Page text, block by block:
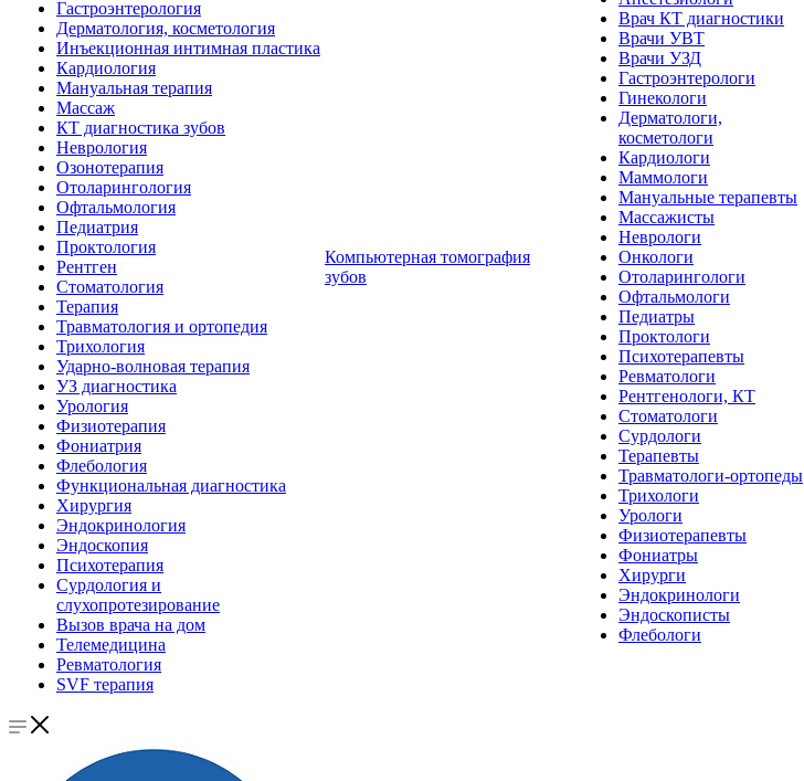
Гастроэнтерология
Дерматология, косметология
Инъекционная интимная пластика
Кардиология
Мануальная терапия
Массаж
КТ диагностика зубов
Неврология
Озонотерапия
Отоларингология
Офтальмология
Педиатрия
Проктология
Рентген
Стоматология
Терапия
Травматология и ортопедия
Трихология
Ударно-волновая терапия
УЗ диагностика
Урология
Физиотерапия
Фониатрия
Флебология
Функциональная диагностика
Хирургия
Эндокринология
Эндоскопия
Психотерапия
Сурдология и
слухопротезирование
Вызов врача на дом
Телемедицина
Ревматология
SVF терапия
Компьютерная томография
зубов
Врач КТ диагностики
Врачи УВТ
Врачи УЗД
Гастроэнтерологи
Гинекологи
Дерматологи,
косметологи
Кардиологи
Маммологи
Мануальные терапевты
Массажисты
Неврологи
Онкологи
Отоларингологи
Офтальмологи
Педиатры
Проктологи
Психотерапевты
Ревматологи
Рентгенологи, КТ
Стоматологи
Сурдологи
Терапевты
Травматологи-ортопеды
Трихологи
Урологи
Физиотерапевты
Фониатры
Хирурги
Эндокринологи
Эндоскописты
Флебологи